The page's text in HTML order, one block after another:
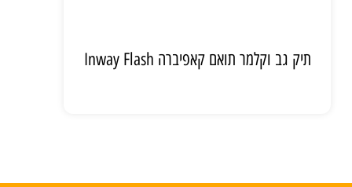
תיק גב וקלמר תואם קאפיברה Inway Flash